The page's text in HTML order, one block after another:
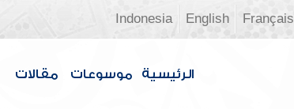
Français
English
Indonesia
الرئيسية موسوعات مقالات